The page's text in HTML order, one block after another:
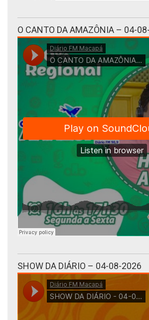
O CANTO DA AMAZÔNIA – 04-
SHOW DA DIÁRIO – 04-08-2026